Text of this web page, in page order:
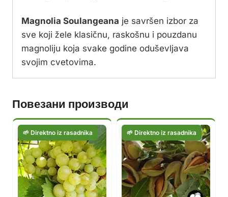
Magnolia Soulangeana je savršen izbor za
sve koji žele klasičnu, raskošnu i pouzdanu
magnoliju koja svake godine oduševljava
svojim cvetovima.
Повезани производи